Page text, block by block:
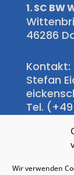
Wir verwenden
1. SC BW
46286
Kontakt:
Stefan
Tel.
Regina
Tel.: